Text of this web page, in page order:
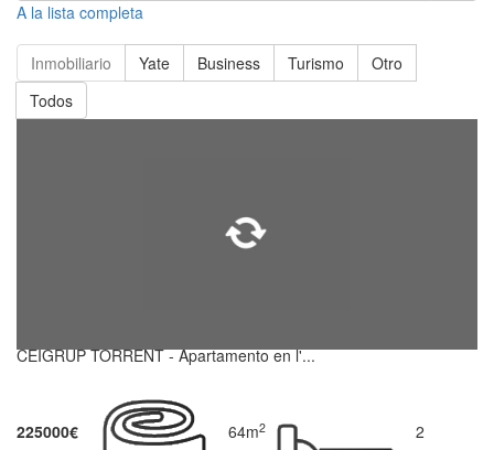
A la lista completa
Inmobiliario Yate Business Turismo
Otro
Todos
CEIGRUP TORRENT - Apartamento en l'...
225000€ 64m2 2